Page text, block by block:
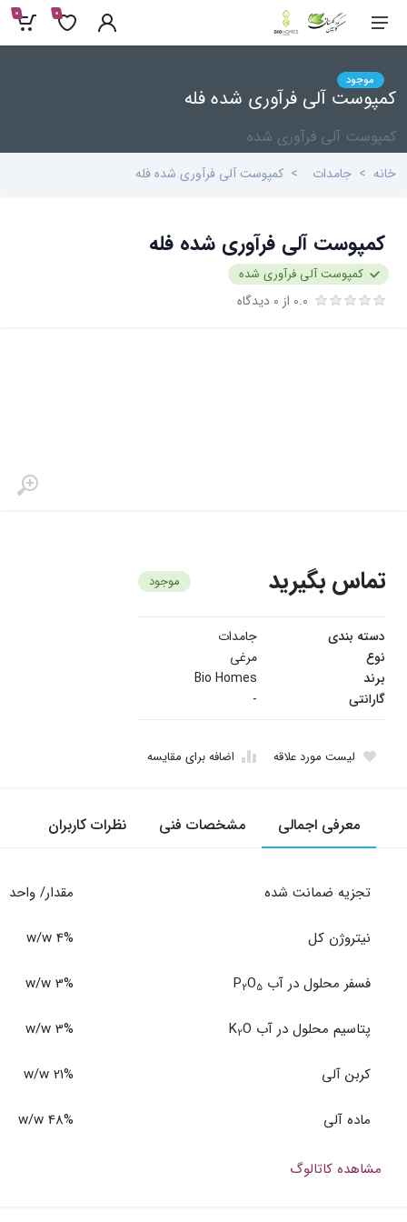
0
0
کمپوست آلی فرآوری شده فله
کمپوست آلی فرآوری شده
خانه جامدات کمپوست آلی فرآوری شده فله
کمپوست آلی فرآوری شده فله
0.0 از 0 دیدگاه
کمپوست آلی فرآوری شده
موجود
تماس بگیرید موجود
دسته بندی
جامدات
نوع
مرغی
برند
Bio Homes
گارانتی
-
لیست مورد علاقه اضافه برای مقایسه
معرفی اجمالی مشخصات فنی نظرات کاربران
تجزیه ضمانت شده مقدار/ واحد
نیتروژن کل 4% w/w
فسفر محلول در آب P 2O5
3% w/w
پتاسیم محلول در آب K 2O
3% w/w
کربن آلی 21% w/w
ماده آلی 48% w/w
مشاهده کاتالوگ